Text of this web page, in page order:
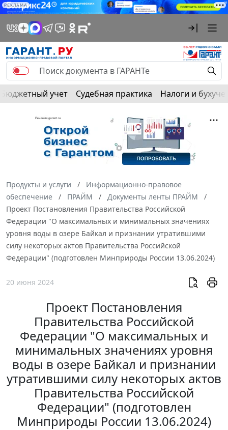
РЕКЛАМА
Бюджетный учет Судебная практика Налоги и
Продукты и услуги
Информационно-правовое
обеспечение
ПРАЙМ
Документы ленты ПРАЙМ
Проект Постановления Правительства Российской
Федерации "О максимальных и минимальных значениях
уровня воды в озере Байкал и признании утратившими
силу некоторых актов Правительства Российской
Федерации" (подготовлен Минприроды России 13.06.2024)
20 июня 2024
Проект Постановления
Правительства Российской
Федерации "О максимальных и
минимальных значениях уровня
воды в озере Байкал и признании
утратившими силу некоторых актов
Правительства Российской
Федерации" (подготовлен
Минприроды России 13.06.2024)